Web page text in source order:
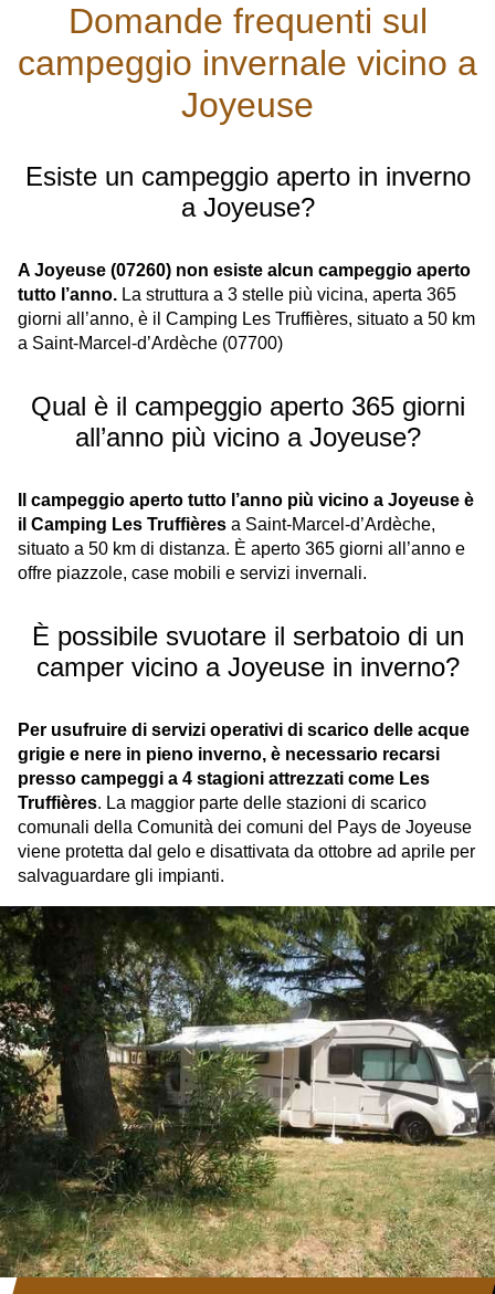
Domande frequenti sul
campeggio invernale vicino a
Joyeuse
Esiste un campeggio aperto in inverno
a Joyeuse?
A Joyeuse (07260) non esiste alcun campeggio aperto
tutto l’anno. La struttura a 3 stelle più vicina, aperta 365
giorni all’anno, è il Camping Les Truffières, situato a 50 km
a Saint-Marcel-d’Ardèche (07700)
Qual è il campeggio aperto 365 giorni
all’anno più vicino a Joyeuse?
Il campeggio aperto tutto l’anno più vicino a Joyeuse è
il Camping Les Truffières a Saint-Marcel-d’Ardèche,
situato a 50 km di distanza. È aperto 365 giorni all’anno e
offre piazzole, case mobili e servizi invernali.
È possibile svuotare il serbatoio di un
camper vicino a Joyeuse in inverno?
Per usufruire di servizi operativi di scarico delle acque
grigie e nere in pieno inverno, è necessario recarsi
presso campeggi a 4 stagioni attrezzati come Les
Truffières. La maggior parte delle stazioni di scarico
comunali della Comunità dei comuni del Pays de Joyeuse
viene protetta dal gelo e disattivata da ottobre ad aprile per
salvaguardare gli impianti.